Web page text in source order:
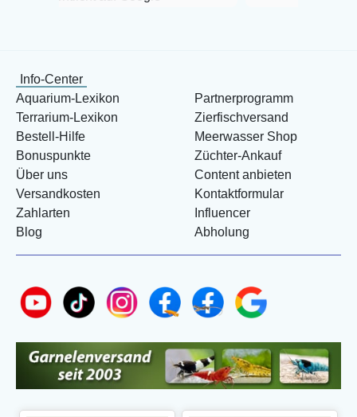
Info-Center
Aquarium-Lexikon
Terrarium-Lexikon
Bestell-Hilfe
Bonuspunkte
Über uns
Versandkosten
Zahlarten
Blog
Partnerprogramm
Zierfischversand
Meerwasser Shop
Züchter-Ankauf
Content anbieten
Kontaktformular
Influencer
Abholung